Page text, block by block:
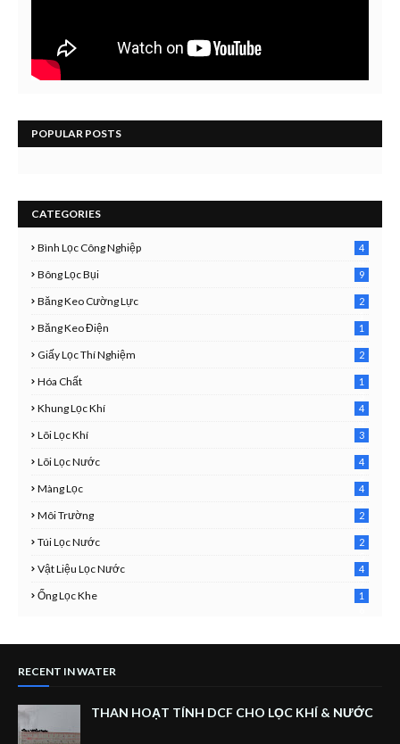
POPULAR POSTS
CATEGORIES
Bình Lọc Công Nghiệp
4
Bông Lọc Bụi 9
Băng Keo Cường Lực
2
Băng Keo Điện
1
Giấy Lọc Thí Nghiệm
2
Hóa Chất
1
Khung Lọc Khí
4
Lõi Lọc Khí
3
Lõi Lọc Nước
4
Màng Lọc
4
Môi Trường
2
Túi Lọc Nước
2
Vật Liệu Lọc Nước
4
Ống Lọc Khe
1
RECENT IN WATER
THAN HOẠT TÍNH DCF CHO LỌC KHÍ & NƯỚC